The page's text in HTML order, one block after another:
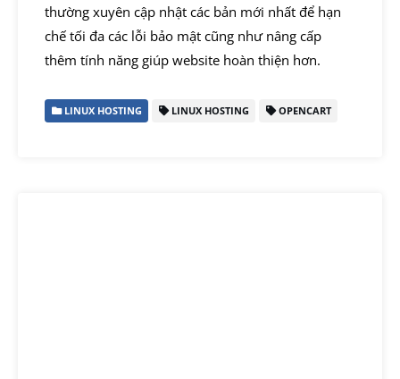
thường xuyên cập nhật các bản mới nhất để hạn
chế tối đa các lỗi bảo mật cũng như nâng cấp
thêm tính năng giúp website hoàn thiện hơn.
LINUX HOSTING LINUX HOSTING OPENCART